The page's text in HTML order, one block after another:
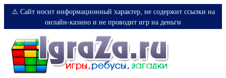
⚠️ Сайт носит информационный характер, не содержит ссылки на
онлайн-казино и не проводит игр на деньги